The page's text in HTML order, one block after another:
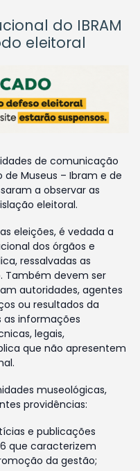
do IBRAM
eleitoral
de comunicação
Museus – Ibram e de
a observar as
eleitoral.
eleições, é vedada a
dos órgãos e
ressalvadas as
Também devem ser
autoridades, agentes
ou resultados da
as informações
legais,
que não apresentem
museológicas,
providências:
e publicações
que caracterizem
da gestão;